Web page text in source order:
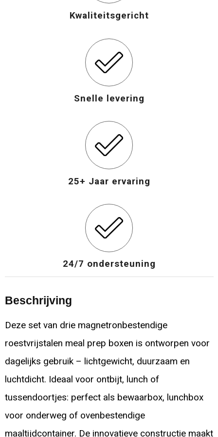
Opvouwbare tassen
Waterbestendige tassen
Katoenen draagtassen
Kwaliteitsgericht
Snelle levering
25+ Jaar ervaring
24/7 ondersteuning
Beschrijving
Deze set van drie magnetronbestendige
roestvrijstalen meal prep boxen is ontworpen voor
dagelijks gebruik – lichtgewicht, duurzaam en
luchtdicht. Ideaal voor ontbijt, lunch of
tussendoortjes: perfect als bewaarbox, lunchbox
voor onderweg of ovenbestendige
maaltijdcontainer. De innovatieve constructie maakt